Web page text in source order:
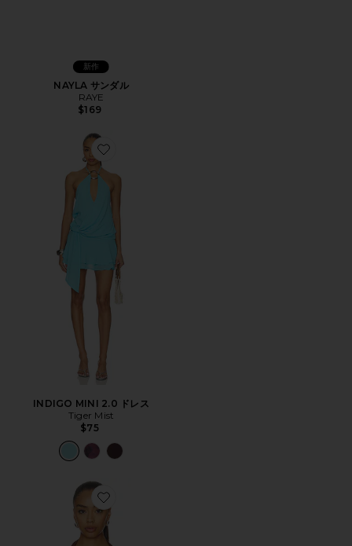
新作
NAYLA サンダル
RAYE
$169
Favorite INDIGO MINI 2.0 ドレス
INDIGO MINI 2.0 ドレス
Tiger Mist
$75
Favorite LEXIE TWIST HALTER タンクトップ